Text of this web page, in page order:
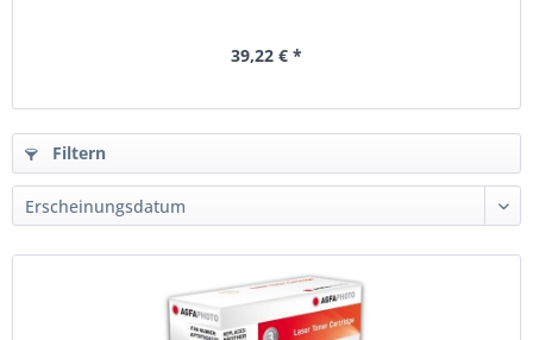
39,22 € *
Filtern